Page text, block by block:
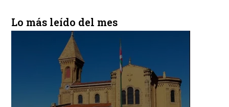
Lo más leído del mes